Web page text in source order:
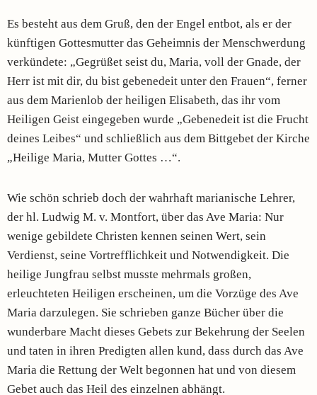
Es besteht aus dem Gruß, den der Engel entbot, als er der
künftigen Gottesmutter das Geheimnis der Menschwerdung
verkündete: „Gegrüßet seist du, Maria, voll der Gnade, der
Herr ist mit dir, du bist gebenedeit unter den Frauen“, ferner
aus dem Marienlob der heiligen Elisabeth, das ihr vom
Heiligen Geist eingegeben wurde „Gebenedeit ist die Frucht
deines Leibes“ und schließlich aus dem Bittgebet der Kirche
„Heilige Maria, Mutter Gottes …“.
Wie schön schrieb doch der wahrhaft marianische Lehrer,
der hl. Ludwig M. v. Montfort, über das Ave Maria: Nur
wenige gebildete Christen kennen seinen Wert, sein
Verdienst, seine Vortrefflichkeit und Notwendigkeit. Die
heilige Jungfrau selbst musste mehrmals großen,
erleuchteten Heiligen erscheinen, um die Vorzüge des Ave
Maria darzulegen. Sie schrieben ganze Bücher über die
wunderbare Macht dieses Gebets zur Bekehrung der Seelen
und taten in ihren Predigten allen kund, dass durch das Ave
Maria die Rettung der Welt begonnen hat und von diesem
Gebet auch das Heil des einzelnen abhängt.